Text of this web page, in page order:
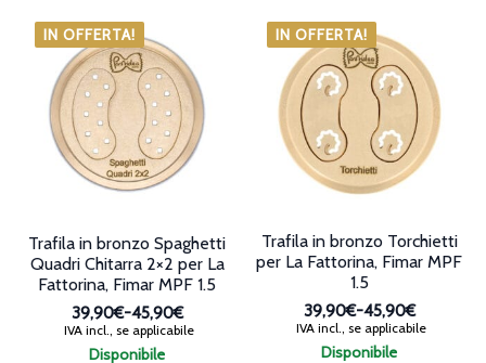
45,90€
varianti.
Le
opzioni
possono
essere
scelte
nella
pagina
del
45,90€
varianti.
Le
opzioni
possono
essere
scelte
nella
pagina
del
IN OFFERTA!
Disponibile
Trafila in bronzo Spaghetti
Quadri Chitarra 2×2 per La
Fattorina, Fimar MPF 1.5
39,90€-45,90€
Fascia
di
IVA incl., se applicabile
IN OFFERTA!
Disponibile
Trafila in bronzo Torchietti
per La Fattorina, Fimar MPF
1.5
39,90€-45,90€
Fascia
di
IVA incl., se applicabile